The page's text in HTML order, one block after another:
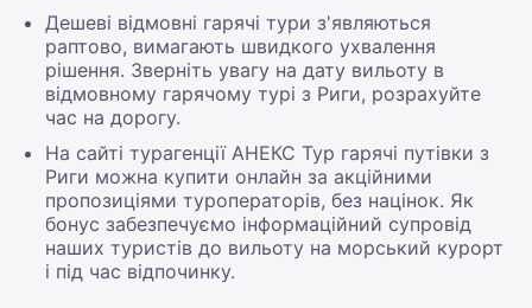
Дешеві відмовні гарячі тури з'являються
раптово, вимагають швидкого ухвалення
рішення. Зверніть увагу на дату вильоту в
відмовному гарячому турі з Риги, розрахуйте
час на дорогу.
На сайті турагенції АНЕКС Тур гарячі путівки з
Риги можна купити онлайн за акційними
пропозиціями туроператорів, без націнок. Як
бонус забезпечуємо інформаційний супровід
наших туристів до вильоту на морський курорт
і під час відпочинку.